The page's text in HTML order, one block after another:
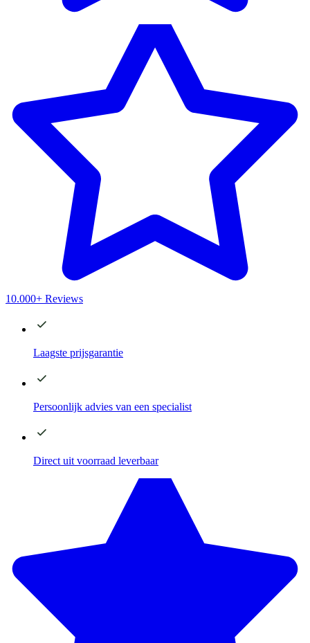
10.000+ Reviews
Laagste prijsgarantie
Persoonlijk advies van een specialist
Direct uit voorraad leverbaar